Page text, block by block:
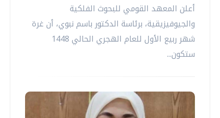
أعلن المعهد القومي للبحوث الفلكية
والجيوفيزيقية، برئاسة الدكتور باسم نبوي، أن غرة
شهر ربيع الأول للعام الهجري الحالي 1448
ستكون...